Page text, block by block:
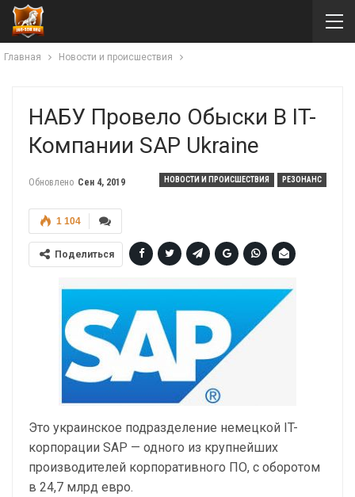
Главная Новости и происшествия
НАБУ Провело Обыски В IT-
Компании SAP Ukraine
НОВОСТИ И ПРОИСШЕСТВИЯ РЕЗОНАНС
Обновлено Сен 4, 2019
1 104
Поделиться
Это украинское подразделение немецкой IT-
корпорации SAP — одного из крупнейших
производителей корпоративного ПО, с оборотом
в 24,7 млрд евро.